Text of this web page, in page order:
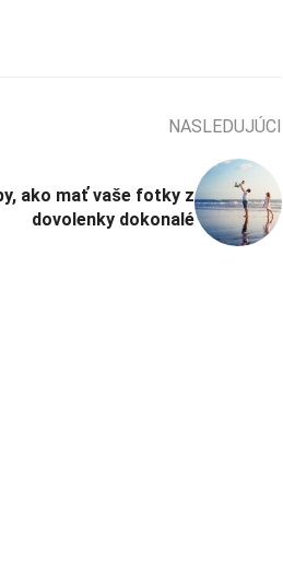
NASLEDUJÚCI
ako mať vaše fotky z
dovolenky dokonalé